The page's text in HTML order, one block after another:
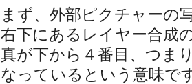
まず、外部ピクチャーの
右下にあるレイヤー合成
真が下から４番目、つま
なっているという意味で